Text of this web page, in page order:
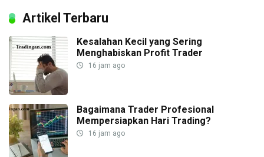
Artikel Terbaru
Kesalahan Kecil yang Sering
Menghabiskan Profit Trader
16 jam ago
Bagaimana Trader Profesional
Mempersiapkan Hari Trading?
16 jam ago